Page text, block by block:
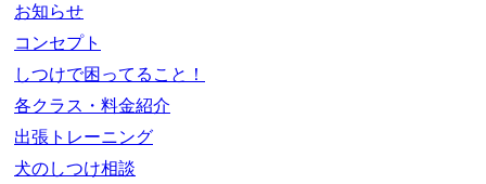
お知らせ
コンセプト
しつけで困ってること！
各クラス・料金紹介
出張トレーニング
犬のしつけ相談